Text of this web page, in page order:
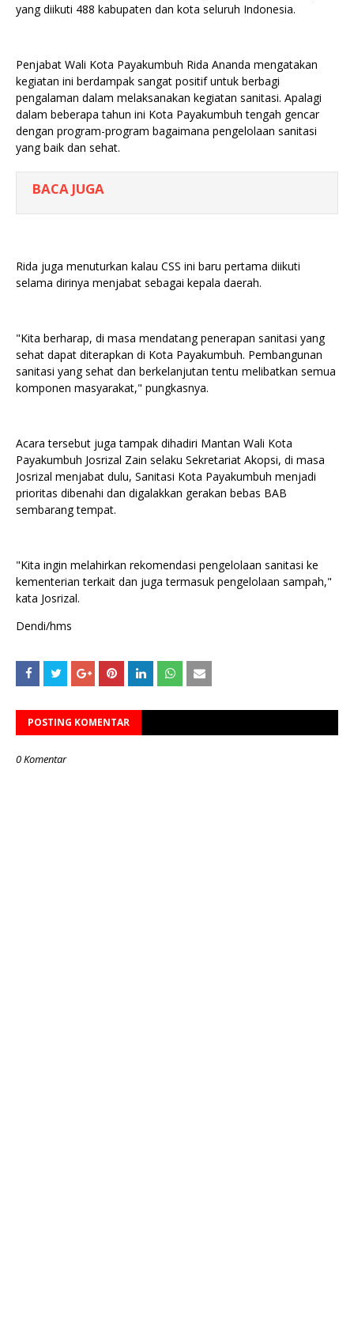
yang diikuti 488 kabupaten dan kota seluruh Indonesia.
Penjabat Wali Kota Payakumbuh Rida Ananda mengatakan
kegiatan ini berdampak sangat positif untuk berbagi
pengalaman dalam melaksanakan kegiatan sanitasi. Apalagi
dalam beberapa tahun ini Kota Payakumbuh tengah gencar
dengan program-program bagaimana pengelolaan sanitasi
yang baik dan sehat.
BACA JUGA
Rida juga menuturkan kalau CSS ini baru pertama diikuti
selama dirinya menjabat sebagai kepala daerah.
"Kita berharap, di masa mendatang penerapan sanitasi yang
sehat dapat diterapkan di Kota Payakumbuh. Pembangunan
sanitasi yang sehat dan berkelanjutan tentu melibatkan semua
komponen masyarakat," pungkasnya.
Acara tersebut juga tampak dihadiri Mantan Wali Kota
Payakumbuh Josrizal Zain selaku Sekretariat Akopsi, di masa
Josrizal menjabat dulu, Sanitasi Kota Payakumbuh menjadi
prioritas dibenahi dan digalakkan gerakan bebas BAB
sembarang tempat.
"Kita ingin melahirkan rekomendasi pengelolaan sanitasi ke
kementerian terkait dan juga termasuk pengelolaan sampah,"
kata Josrizal.
Dendi/hms
POSTING KOMENTAR
0 Komentar